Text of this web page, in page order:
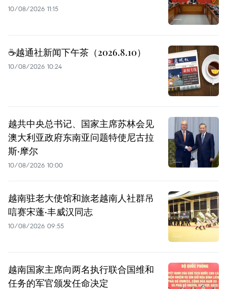
10/08/2026 11:15
☕️越通社新闻下午茶（2026.8.10）
10/08/2026 10:24
越共中央总书记、国家主席苏林会见
澳大利亚政府东南亚问题特使尼古拉
斯·摩尔
10/08/2026 10:00
越南驻老大使馆和旅老越南人社群吊
唁赛宋蓬·丰威汉同志
10/08/2026 09:55
越南国家主席向两名执行联合国维和
任务的军官颁发任命决定